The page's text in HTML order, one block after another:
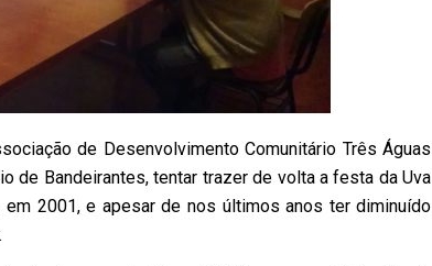
de Desenvolvimento Comunitário Três Águas
de Bandeirantes, tentar trazer de volta a festa da Uva
2001, e apesar de nos últimos anos ter diminuído